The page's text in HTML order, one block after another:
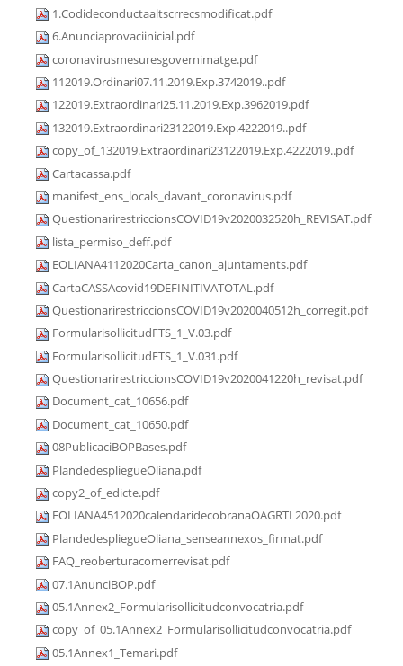
1.Codideconductaaltscrrecsmodificat.pdf
6.Anunciaprovaciinicial.pdf
coronavirusmesuresgovernimatge.pdf
112019.Ordinari07.11.2019.Exp.3742019..pdf
122019.Extraordinari25.11.2019.Exp.3962019.pdf
132019.Extraordinari23122019.Exp.4222019..pdf
copy_of_132019.Extraordinari23122019.Exp.4222019..pdf
Cartacassa.pdf
manifest_ens_locals_davant_coronavirus.pdf
QuestionarirestriccionsCOVID19v2020032520h_REVISAT.pdf
lista_permiso_deff.pdf
EOLIANA4112020Carta_canon_ajuntaments.pdf
CartaCASSAcovid19DEFINITIVATOTAL.pdf
QuestionarirestriccionsCOVID19v2020040512h_corregit.pdf
FormularisollicitudFTS_1_V.03.pdf
FormularisollicitudFTS_1_V.031.pdf
QuestionarirestriccionsCOVID19v2020041220h_revisat.pdf
Document_cat_10656.pdf
Document_cat_10650.pdf
08PublicaciBOPBases.pdf
PlandedespliegueOliana.pdf
copy2_of_edicte.pdf
EOLIANA4512020calendaridecobranaOAGRTL2020.pdf
PlandedespliegueOliana_senseannexos_firmat.pdf
FAQ_reoberturacomerrevisat.pdf
07.1AnunciBOP.pdf
05.1Annex2_Formularisollicitudconvocatria.pdf
copy_of_05.1Annex2_Formularisollicitudconvocatria.pdf
05.1Annex1_Temari.pdf